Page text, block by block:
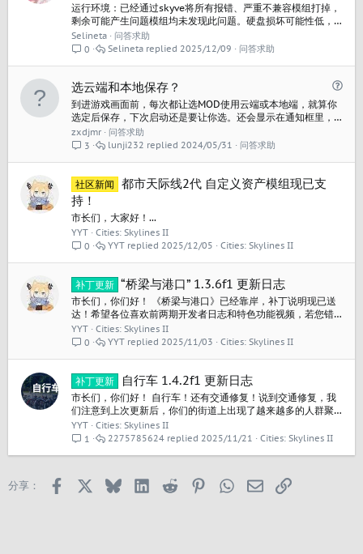
运行环境：已经通过skyve将所有报错、严重不兼容模组打掉，
剩余可能产生问题模组均未发现此问题。硬盘损坏可能性低，
运存、显存均能够满足运行条件。 报错前操作：存档中闪退 报
错过程：1.5.2f（资产编辑器）上线后mod全坏就没上过游戏，
Selineta
问答求助
0
问答求助
2025/12/09
Selineta
问
选云端和本地保存？
到进游戏画面前，每次都让选MOD使用云端或本地端，就算你
选定后保存，下次启动还是要让你选。还会显示在通知框里，
用三角警示。求助？
zxdjmr
问答求助
3
问答求助
2024/05/31
lunji232
社区新闻
都市天际线2代 自定义资产模组现已支
持！
市长们，大家好！...
YYT
Cities: Skylines II
0
Cities: Skylines II
2025/12/05
YYT
补丁更新 “桥梁与港口” 1.3.6f1 更新日志
市长们，你们好！ 《桥梁与港口》已经靠岸，补丁说明现已送
达！希望各位喜欢前两期开发者日志和特色功能视频，若您错
过了这些内容，可在此处查看。 《桥梁与港口》现已在 PC 平台
推出，可通过终极版获取，或以88.00元单独购买；也可与全新
YYT
Cities: Skylines II
0
Cities: Skylines II
2025/11/03
YYT
补丁更新 自行车 1.4.2f1 更新日志
市长们，你们好！ 自行车！还有交通修复！说到交通修复，我
们注意到上次更新后，你们的街道上出现了越来越多的人群聚
集，因此这次加入了一些平衡性调整，以缓解行人交通压力。
如果你还没有看过我们昨天发布的详细介绍“自行车”的开发日
车、电动滑板车、自行车头盔...
YYT
Cities: Skylines II
1
Cities: Skylines II
2025/11/21
2275785624
分享： Facebook BlueskyLinkedIn
Reddit PinterestWhatsApp
邮箱 链接